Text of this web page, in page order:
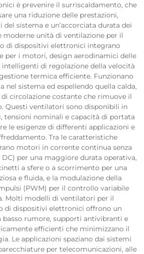
è prevenire il surriscaldamento, che
una riduzione delle prestazioni,
sistema e un’accorciata durata dei
moderne unità di ventilazione per il
di dispositivi elettronici integrano
per i motori, design aerodinamici delle
intelligenti di regolazione della velocità
termica efficiente. Funzionano
nel sistema ed espellendo quella calda,
circolazione costante che rimuove il
Questi ventilatori sono disponibili in
tensioni nominali e capacità di portata
le esigenze di differenti applicazioni e
Tra le caratteristiche
motori in corrente continua senza
DC) per una maggiore durata operativa,
a sfere o a scorrimento per una
e fluida, e la modulazione della
(PWM) per il controllo variabile
Molti modelli di ventilatori per il
di dispositivi elettronici offrono un
basso rumore, supporti antivibranti e
efficienti che minimizzano il
Le applicazioni spaziano dai sistemi
per telecomunicazioni, alle